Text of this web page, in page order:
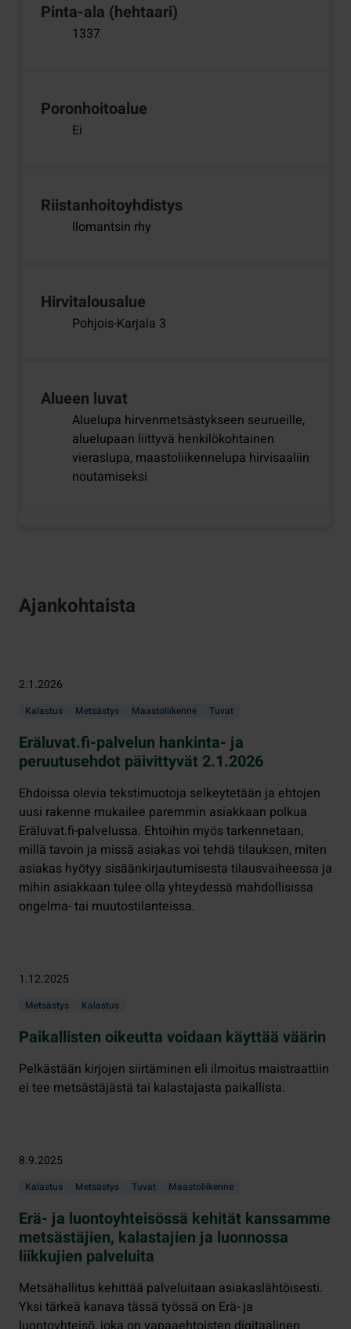
Pinta-ala (hehtaari)
1337
Poronhoitoalue
Ei
Riistanhoitoyhdistys
Ilomantsin rhy
Hirvitalousalue
Pohjois-Karjala 3
Alueen luvat
Aluelupa hirvenmetsästykseen seurueille,
aluelupaan liittyvä henkilökohtainen
vieraslupa, maastoliikennelupa hirvisaaliin
noutamiseksi
Ajankohtaista
2.1.2026
Kalastus Metsästys Maastoliikenne Tuvat
Eräluvat.fi-palvelun hankinta- ja
peruutusehdot päivittyvät 2.1.2026
Ehdoissa olevia tekstimuotoja selkeytetään ja ehtojen
uusi rakenne mukailee paremmin asiakkaan polkua
Eräluvat.fi-palvelussa. Ehtoihin myös tarkennetaan,
millä tavoin ja missä asiakas voi tehdä tilauksen, miten
asiakas hyötyy sisäänkirjautumisesta tilausvaiheessa ja
mihin asiakkaan tulee olla yhteydessä mahdollisissa
ongelma- tai muutostilanteissa.
1.12.2025
Metsästys Kalastus
Paikallisten oikeutta voidaan käyttää väärin
Pelkästään kirjojen siirtäminen eli ilmoitus maistraattiin
ei tee metsästäjästä tai kalastajasta paikallista.
8.9.2025
Kalastus Metsästys Tuvat Maastoliikenne
Erä- ja luontoyhteisössä kehität kanssamme
metsästäjien, kalastajien ja luonnossa
liikkujien palveluita
Metsähallitus kehittää palveluitaan asiakaslähtöisesti.
Yksi tärkeä kanava tässä työssä on Erä- ja